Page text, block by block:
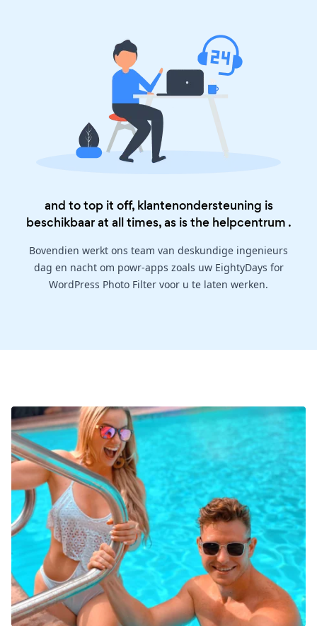
and to top it off, klantenondersteuning is
beschikbaar at all times, as is the helpcentrum .
Bovendien werkt ons team van deskundige ingenieurs
dag en nacht om powr-apps zoals uw EightyDays for
WordPress Photo Filter voor u te laten werken.